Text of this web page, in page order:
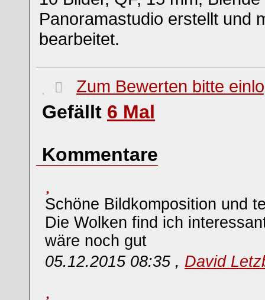
Panoramastudio erstellt und
bearbeitet.
Zum Bewerten bitte
Gefällt 6 Mal
Kommentare
Schöne Bildkomposition und
Die Wolken find ich
wäre noch gut
05.12.2015 08:35 , David